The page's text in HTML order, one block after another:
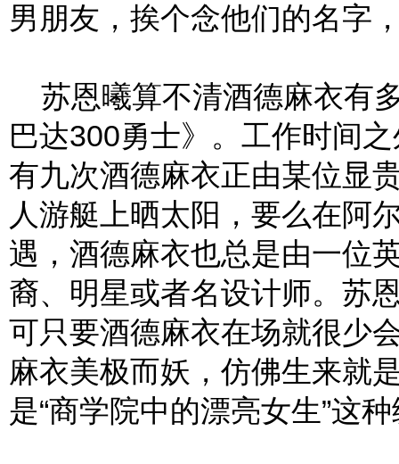
男朋友，挨个念他们的名字
苏恩曦算不清酒德麻衣有
巴达300勇士》。工作时间
有九次酒德麻衣正由某位显
人游艇上晒太阳，要么在阿
遇，酒德麻衣也总是由一位
裔、明星或者名设计师。苏
可只要酒德麻衣在场就很少
麻衣美极而妖，仿佛生来就
是“商学院中的漂亮女生”这